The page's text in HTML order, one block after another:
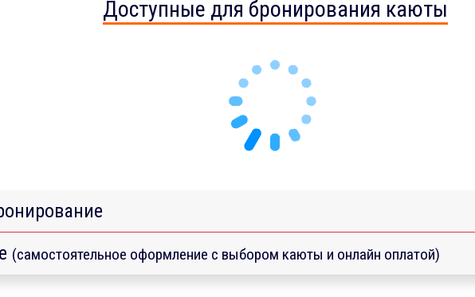
Доступные для бронирования каюты
(самостоятельное оформление с выбором каюты и онлайн оплатой)